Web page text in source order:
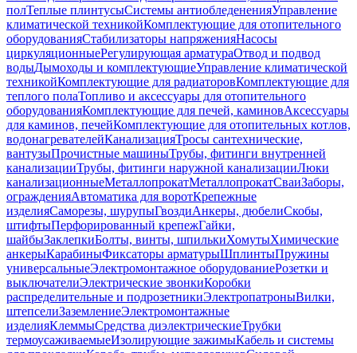
полТеплые плинтусыСистемы антиобледененияУправление
климатической техникойКомплектующие для отопительного
оборудованияСтабилизаторы напряженияНасосы
циркуляционныеРегулирующая арматураОтвод и подвод
водыДымоходы и комплектующиеУправление климатической
техникойКомплектующие для радиаторовКомплектующие для
теплого полаТопливо и аксессуары для отопительного
оборудованияКомплектующие для печей, каминовАксессуары
для каминов, печейКомплектующие для отопительных котлов,
водонагревателейКанализацияТросы сантехнические,
вантузыПрочистные машиныТрубы, фитинги внутренней
канализацииТрубы, фитинги наружной канализацииЛюки
канализационныеМеталлопрокатМеталлопрокатСваиЗаборы,
огражденияАвтоматика для воротКрепежные
изделияСаморезы, шурупыГвоздиАнкеры, дюбелиСкобы,
штифтыПерфорированный крепежГайки,
шайбыЗаклепкиБолты, винты, шпилькиХомутыХимические
анкерыКарабиныФиксаторы арматурыШплинтыПружины
универсальныеЭлектромонтажное оборудованиеРозетки и
выключателиЭлектрические звонкиКоробки
распределительные и подрозетникиЭлектропатроныВилки,
штепселиЗаземлениеЭлектромонтажные
изделияКлеммыСредства диэлектрическиеТрубки
термоусаживаемыеИзолирующие зажимыКабель и системы